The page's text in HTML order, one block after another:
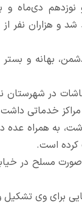
دی‌ماه و
و هزاران نفر
بهانه و بستر
در
خدماتی
به همراه عده
کرده است.
مسلح در
برای وی تشکیل